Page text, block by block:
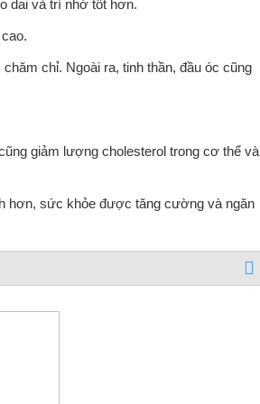
dai và trí nhớ tốt hơn.
chỉ. Ngoài ra, tinh thần, đầu óc cũng
giảm lượng cholesterol trong cơ thể và
hơn, sức khỏe được tăng cường và ngăn